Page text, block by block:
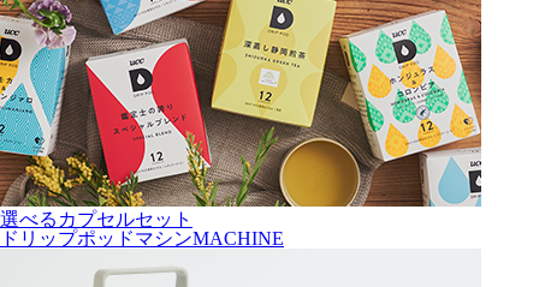
選べるカプセルセット
ドリップポッドマシンMACHINE